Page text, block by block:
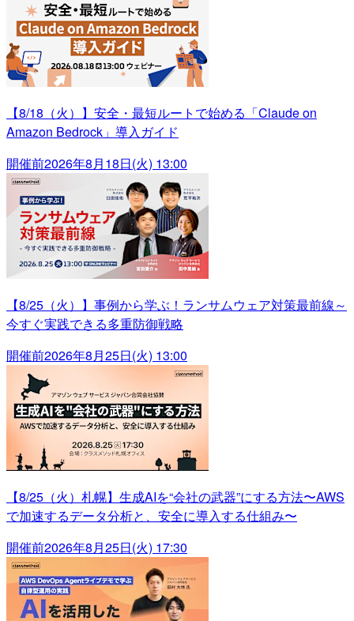
【8/18（火）】安全・最短ルートで始める「Claude on
Amazon Bedrock」導入ガイド
開催前2026年8月18日(火) 13:00
【8/25（火）】事例から学ぶ！ランサムウェア対策最前線～
今すぐ実践できる多重防御戦略
開催前2026年8月25日(火) 13:00
【8/25（火）札幌】生成AIを“会社の武器”にする方法〜AWS
で加速するデータ分析と、安全に導入する仕組み〜
開催前2026年8月25日(火) 17:30